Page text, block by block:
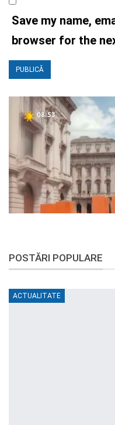
Save my name,
browser for the
POSTĂRI POPULARE
ACTUALITATE